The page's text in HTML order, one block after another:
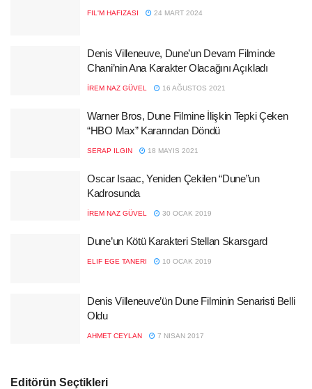
FIL'M HAFIZASI 24 MART 2024
Denis Villeneuve, Dune’un Devam Filminde
Chani’nin Ana Karakter Olacağını Açıkladı
İREM NAZ GÜVEL 16 AĞUSTOS 2021
Warner Bros, Dune Filmine İlişkin Tepki Çeken
“HBO Max” Kararından Döndü
SERAP ILGIN 18 MAYIS 2021
Oscar Isaac, Yeniden Çekilen “Dune”un
Kadrosunda
İREM NAZ GÜVEL 30 OCAK 2019
Dune’un Kötü Karakteri Stellan Skarsgard
ELIF EGE TANERI 10 OCAK 2019
Denis Villeneuve’ün Dune Filminin Senaristi Belli
Oldu
AHMET CEYLAN 7 NISAN 2017
Editörün Seçtikleri